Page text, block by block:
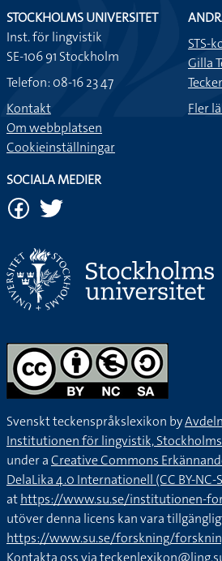
STOCKHOLMS UNIVERSITET
Inst. för lingvistik
SE-106 91 Stockholm
Telefon: 08-16 23 47
Kontakt
Om webbplatsen
Cookieinställningar
STS-
Gilla
Fler
SOCIALA MEDIER
Svenskt teckenspråkslexikon by
Institutionen för lingvistik,
under aCreative Commons
DelaLika 4.0 Internationell (CC BY-NC-
athttps://www.su.se/institutionen-
utöver denna licens kan vara
https://www.su.se/forskning/
Kontakta oss via